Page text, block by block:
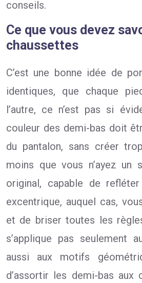
conseils.
Ce que vous devez
chaussettes
C’est une bonne idée de
identiques, que chaque
l’autre, ce n’est pas si
couleur des demi-bas doit
du pantalon, sans créer
moins que vous n’ayez un
original, capable de
excentrique, auquel cas,
et de briser toutes les
s’applique pas seulement
aussi aux motifs
d’assortir les demi-bas aux